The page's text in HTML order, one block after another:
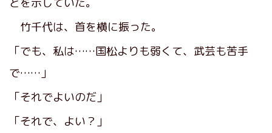
竹千代は、首を横に振った。
「でも、私は……国松よりも弱くて、武芸も苦手
で……」
「それでよいのだ」
「それで、よい？」